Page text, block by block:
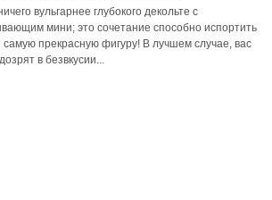
вульгарнее глубокого декольте с
мини; это сочетание способно испортить
самую прекрасную фигуру! В лучшем случае, вас
в безвкусии...